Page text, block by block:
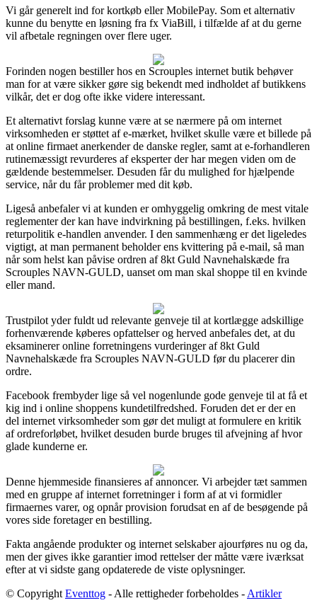
Vi går generelt ind for kortkøb eller MobilePay. Som et alternativ
kunne du benytte en løsning fra fx ViaBill, i tilfælde af at du gerne
vil afbetale regningen over flere uger.
Forinden nogen bestiller hos en Scrouples internet butik behøver
man for at være sikker gøre sig bekendt med indholdet af butikkens
vilkår, det er dog ofte ikke videre interessant.
Et alternativt forslag kunne være at se nærmere på om internet
virksomheden er støttet af e-mærket, hvilket skulle være et billede på
at online firmaet anerkender de danske regler, samt at e-forhandleren
rutinemæssigt revurderes af eksperter der har megen viden om de
gældende bestemmelser. Desuden får du mulighed for hjælpende
service, når du får problemer med dit køb.
Ligeså anbefaler vi at kunden er omhyggelig omkring de mest vitale
reglementer der kan have indvirkning på bestillingen, f.eks. hvilken
returpolitik e-handlen anvender. I den sammenhæng er det ligeledes
vigtigt, at man permanent beholder ens kvittering på e-mail, så man
når som helst kan påvise ordren af 8kt Guld Navnehalskæde fra
Scrouples NAVN-GULD, uanset om man skal shoppe til en kvinde
eller mand.
Trustpilot yder fuldt ud relevante genveje til at kortlægge adskillige
forhenværende køberes opfattelser og herved anbefales det, at du
eksaminerer online forretningens vurderinger af 8kt Guld
Navnehalskæde fra Scrouples NAVN-GULD før du placerer din
ordre.
Facebook frembyder lige så vel nogenlunde gode genveje til at få et
kig ind i online shoppens kundetilfredshed. Foruden det er der en
del internet virksomheder som gør det muligt at formulere en kritik
af ordreforløbet, hvilket desuden burde bruges til afvejning af hvor
glade kunderne er.
Denne hjemmeside finansieres af annoncer. Vi arbejder tæt sammen
med en gruppe af internet forretninger i form af at vi formidler
firmaernes varer, og opnår provision forudsat en af de besøgende på
vores side foretager en bestilling.
Fakta angående produkter og internet selskaber ajourføres nu og da,
men der gives ikke garantier imod rettelser der måtte være iværksat
efter at vi sidste gang opdaterede de viste oplysninger.
© Copyright Eventtog - Alle rettigheder forbeholdes - Artikler